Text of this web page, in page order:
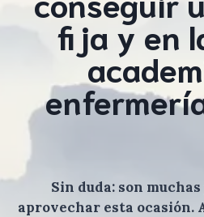
fija y en
Sin duda: son
aprovechar esta ocasión.